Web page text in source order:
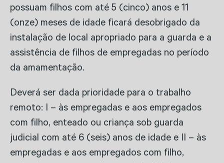
possuam filhos com até 5 (cinco) anos e 11
(onze) meses de idade ficará desobrigado da
instalação de local apropriado para a guarda e a
assistência de filhos de empregadas no período
da amamentação.
Deverá ser dada prioridade para o trabalho
remoto: I – às empregadas e aos empregados
com filho, enteado ou criança sob guarda
judicial com até 6 (seis) anos de idade e II – às
empregadas e aos empregados com filho,